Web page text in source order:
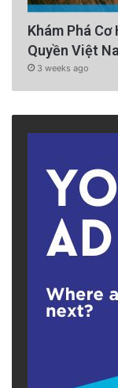
Khám Phá
Quyền Việt
3 weeks ago